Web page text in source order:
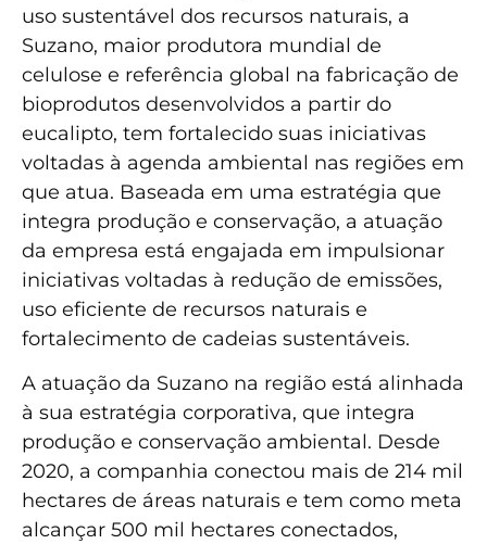
uso sustentável dos recursos naturais, a
Suzano, maior produtora mundial de
celulose e referência global na fabricação de
bioprodutos desenvolvidos a partir do
eucalipto, tem fortalecido suas iniciativas
voltadas à agenda ambiental nas regiões em
que atua. Baseada em uma estratégia que
integra produção e conservação, a atuação
da empresa está engajada em impulsionar
iniciativas voltadas à redução de emissões,
uso eficiente de recursos naturais e
fortalecimento de cadeias sustentáveis.
A atuação da Suzano na região está alinhada
à sua estratégia corporativa, que integra
produção e conservação ambiental. Desde
2020, a companhia conectou mais de 214 mil
hectares de áreas naturais e tem como meta
alcançar 500 mil hectares conectados,